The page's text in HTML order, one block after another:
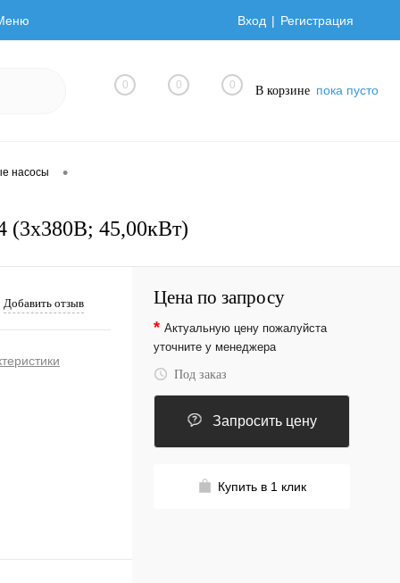
Вход Регистрация
0 0 0 В корзине пока пусто
насосы •
(3х380В; 45,00кВт)
Добавить отзыв Цена по запросу
* Актуальную цену пожалуйста
уточните у менеджера
Под заказ
Запросить цену
Купить в 1 клик